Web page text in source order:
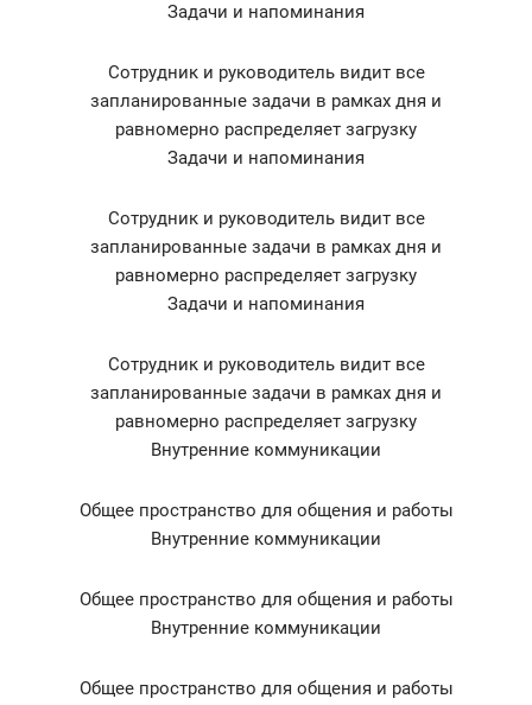
Задачи и напоминания
Сотрудник и руководитель видит все
запланированные задачи в рамках дня и
равномерно распределяет загрузку
Задачи и напоминания
Сотрудник и руководитель видит все
запланированные задачи в рамках дня и
равномерно распределяет загрузку
Задачи и напоминания
Сотрудник и руководитель видит все
запланированные задачи в рамках дня и
равномерно распределяет загрузку
Внутренние коммуникации
Общее пространство для общения и работы
Внутренние коммуникации
Общее пространство для общения и работы
Внутренние коммуникации
Общее пространство для общения и работы